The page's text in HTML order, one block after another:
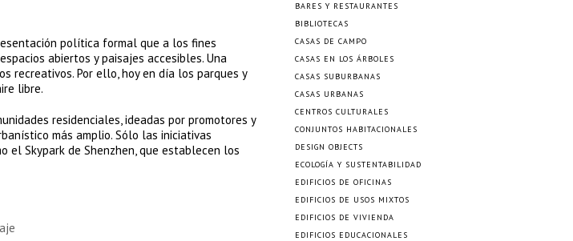
política formal que a los fines
abiertos y paisajes accesibles. Una
recreativos. Por ello, hoy en día los parques y
libre.
residenciales, ideadas por promotores y
más amplio. Sólo las iniciativas
el Skypark de Shenzhen, que establecen los
BARES Y RESTAURANTES
BIBLIOTECAS
CASAS DE CAMPO
CASAS EN LOS ÁRBOLES
CASAS SUBURBANAS
CASAS URBANAS
CENTROS CULTURALES
CONJUNTOS HABITACIONALES
DESIGN OBJECTS
ECOLOGÍA Y SUSTENTABILIDAD
EDIFICIOS DE OFICINAS
EDIFICIOS DE USOS MIXTOS
EDIFICIOS DE VIVIENDA
EDIFICIOS EDUCACIONALES